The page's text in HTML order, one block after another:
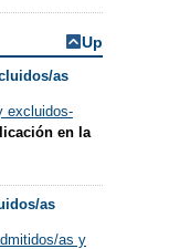
Up
as
excluidos-
en la
as
as y